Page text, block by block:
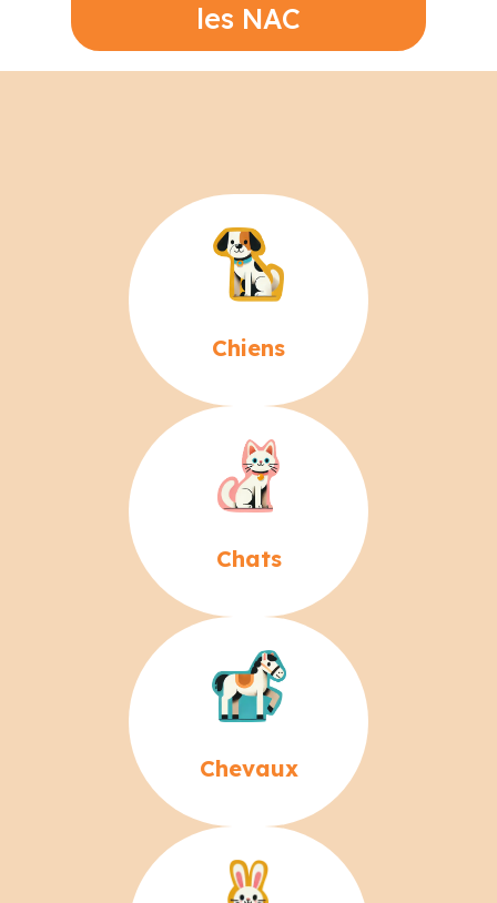
les NAC
Chiens
Chats
Chevaux